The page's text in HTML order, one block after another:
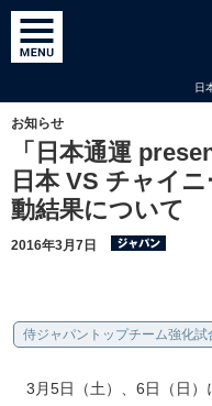
日
お知らせ
「日本通運
日本 VS チャイ
動結果について
2016年3月7日
侍ジャパントップチーム強化試
3月5日（土）、6日（日）